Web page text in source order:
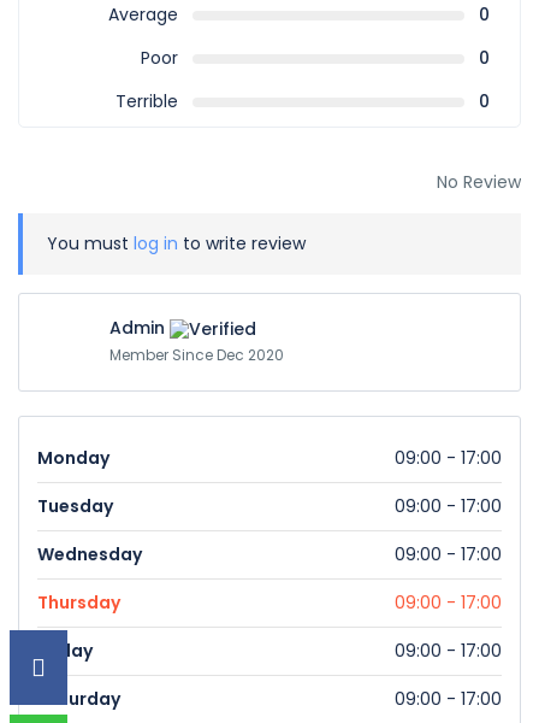
Average
0
Poor
0
Terrible
0
No Review
You must log in to write review
Admin
Member Since Dec 2020
Monday
09:00 - 17:00
Tuesday
09:00 - 17:00
Wednesday
09:00 - 17:00
Thursday
09:00 - 17:00
Friday
09:00 - 17:00
Saturday
09:00 - 17:00